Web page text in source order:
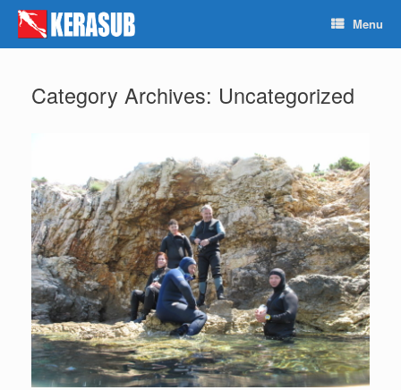
Skip
content
Menu
Category Archives: Uncategorized